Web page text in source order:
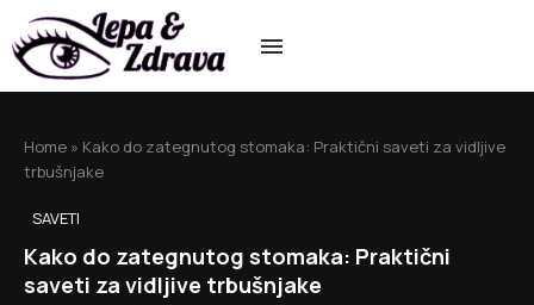
Home » Kako do zategnutog stomaka: Praktični saveti za vidljive
trbušnjake
SAVETI
Kako do zategnutog stomaka: Praktični
saveti za vidljive trbušnjake